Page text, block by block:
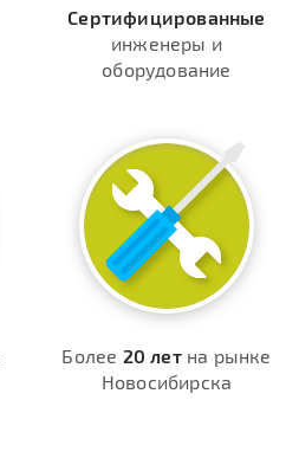
Сертифицированные
инженеры и
оборудование
Более 20 летна рынке
Новосибирска